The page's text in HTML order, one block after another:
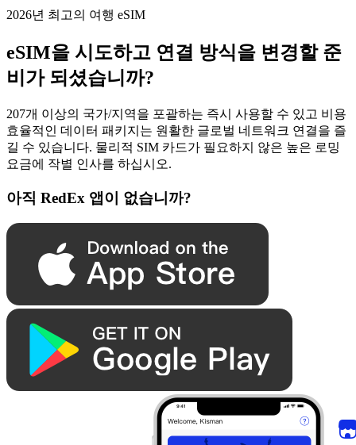
2026년 최고의 여행 eSIM
eSIM을 시도하고 연결 방식을 변경할 준
비가 되셨습니까?
207개 이상의 국가/지역을 포괄하는 즉시 사용할 수 있고 비용
효율적인 데이터 패키지는 원활한 글로벌 네트워크 연결을 즐
길 수 있습니다. 물리적 SIM 카드가 필요하지 않은 높은 로밍
요금에 작별 인사를 하십시오.
아직 RedEx 앱이 없습니까?